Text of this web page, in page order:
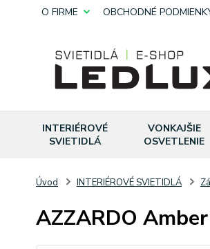
O FIRME OBCHODNÉ
INTERIÉROVÉ
SVIETIDLÁ
VONKAJŠIE
OSVETLENIE
Úvod INTERIÉROVÉ SVIETIDLÁ
AZZARDO